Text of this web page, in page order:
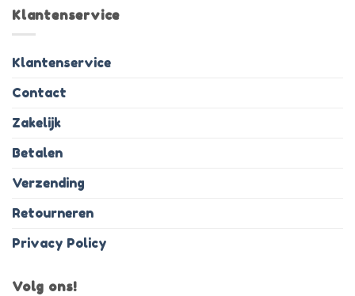
Klantenservice
Klantenservice
Contact
Zakelijk
Betalen
Verzending
Retourneren
Privacy Policy
Volg ons!